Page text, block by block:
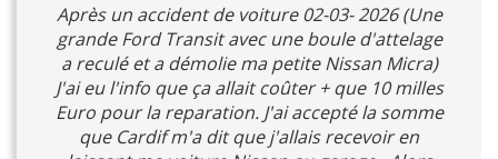
Après un accident de voiture 02-03- 2026 (Une
grande Ford Transit avec une boule d'attelage
a reculé et a démolie ma petite Nissan Micra)
J'ai eu l'info que ça allait coûter + que 10 milles
Euro pour la reparation. J'ai accepté la somme
que Cardif m'a dit que j'allais recevoir en